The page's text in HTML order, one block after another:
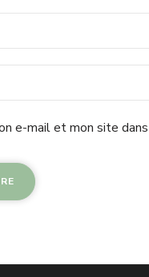
e-mail et mon site